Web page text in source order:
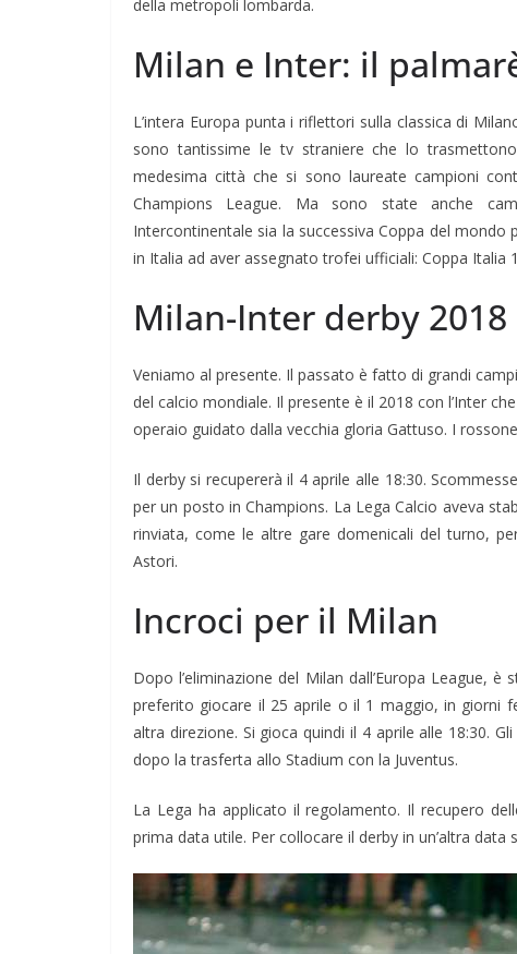
della metropoli lombarda.
Milan e Inter: il
L’intera Europa punta i riflettori sulla classica di
sono tantissime le tv straniere che lo
medesima città che si sono laureate campioni
Champions League. Ma sono state anche
Intercontinentale sia la successiva Coppa del
in Italia ad aver assegnato trofei ufficiali: Coppa Italia
Milan-Inter derby 2018
Veniamo al presente. Il passato è fatto di grandi
del calcio mondiale. Il presente è il 2018 con l’Inter
operaio guidato dalla vecchia gloria Gattuso. I
Il derby si recupererà il 4 aprile alle 18:30.
per un posto in Champions. La Lega Calcio aveva
rinviata, come le altre gare domenicali del turno,
Astori.
Incroci per il Milan
Dopo l’eliminazione del Milan dall’Europa League,
preferito giocare il 25 aprile o il 1 maggio, in giorni
altra direzione. Si gioca quindi il 4 aprile alle 18:30.
dopo la trasferta allo Stadium con la Juventus.
La Lega ha applicato il regolamento. Il recupero
prima data utile. Per collocare il derby in un’altra data